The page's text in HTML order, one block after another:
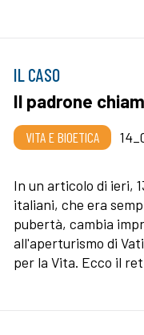
IL CASO
Il padrone
VITA E BIOETICA
In un articolo di ieri,
italiani, che era
pubertà, cambia
all'aperturismo di
per la Vita. Ecco il